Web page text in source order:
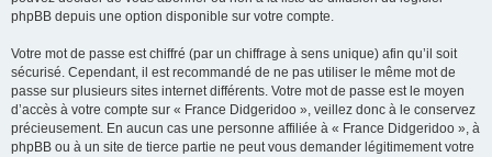
phpBB depuis une option disponible sur votre compte.
Votre mot de passe est chiffré (par un chiffrage à sens unique) afin qu’il soit
sécurisé. Cependant, il est recommandé de ne pas utiliser le même mot de
passe sur plusieurs sites internet différents. Votre mot de passe est le moyen
d’accès à votre compte sur « France Didgeridoo », veillez donc à le conservez
précieusement. En aucun cas une personne affiliée à « France Didgeridoo », à
phpBB ou à un site de tierce partie ne peut vous demander légitimement votre